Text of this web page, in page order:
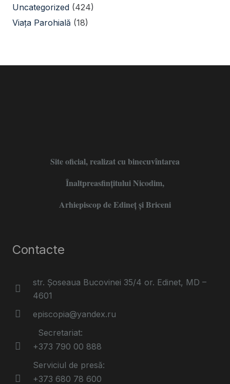
Uncategorized (424)
Viața Parohială (18)
Site oficial, realizat cu binecuvîntarea
Înaltpreasfințitului Nicodim,
Arhiepiscop de Edineţ şi Briceni
Contacte
str. Șoseaua Bucovinei 35/4 or. Edinet, MD –
4601
episcopia@yandex.ru
Secretariat:
+373 790 00 888
Serviciul de presă:
+373 680 78 600